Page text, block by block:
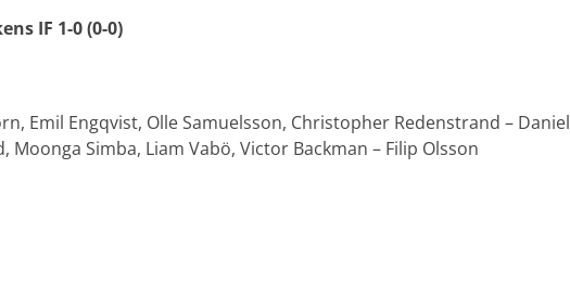
IF 1-0 (0-0)
Emil Engqvist, Olle Samuelsson, Christopher Redenstrand – Daniel
Moonga Simba, Liam Vabö, Victor Backman – Filip Olsson